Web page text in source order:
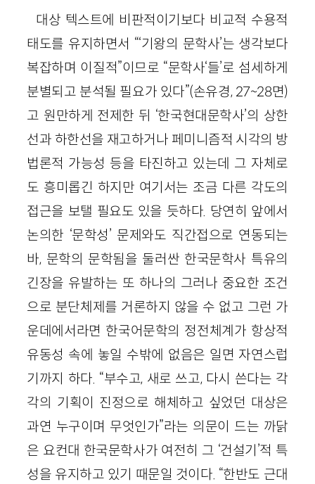
대상 텍스트에 비판적이기보다 비교적 수용적
태도를 유지하면서 “‘기왕의 문학사’는 생각보다
복잡하며 이질적”이므로 “문학사‘들’로 섬세하게
분별되고 분석될 필요가 있다”(손유경, 27~28면)
고 원만하게 전제한 뒤 ‘한국현대문학사’의 상한
선과 하한선을 재고하거나 페미니즘적 시각의 방
법론적 가능성 등을 타진하고 있는데 그 자체로
도 흥미롭긴 하지만 여기서는 조금 다른 각도의
접근을 보탤 필요도 있을 듯하다. 당연히 앞에서
논의한 ‘문학성’ 문제와도 직간접으로 연동되는
바, 문학의 문학됨을 둘러싼 한국문학사 특유의
긴장을 유발하는 또 하나의 그러나 중요한 조건
으로 분단체제를 거론하지 않을 수 없고 그런 가
운데에서라면 한국어문학의 정전체계가 항상적
유동성 속에 놓일 수밖에 없음은 일면 자연스럽
기까지 하다. “부수고, 새로 쓰고, 다시 쓴다는 각
각의 기획이 진정으로 해체하고 싶었던 대상은
과연 누구이며 무엇인가”라는 의문이 드는 까닭
은 요컨대 한국문학사가 여전히 그 ‘건설기’적 특
성을 유지하고 있기 때문일 것이다. “한반도 근대